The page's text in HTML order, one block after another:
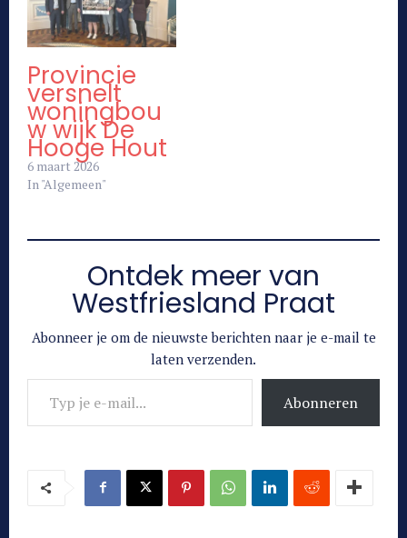
Provincie
versnelt
woningbou
w wijk De
Hooge Hout
6 maart 2026
In "Algemeen"
Ontdek meer van
Westfriesland Praat
Abonneer je om de nieuwste berichten naar je e-mail te
laten verzenden.
Typ je e-mail...
Abonneren